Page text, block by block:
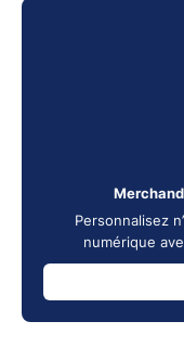
Personnalisez
numérique